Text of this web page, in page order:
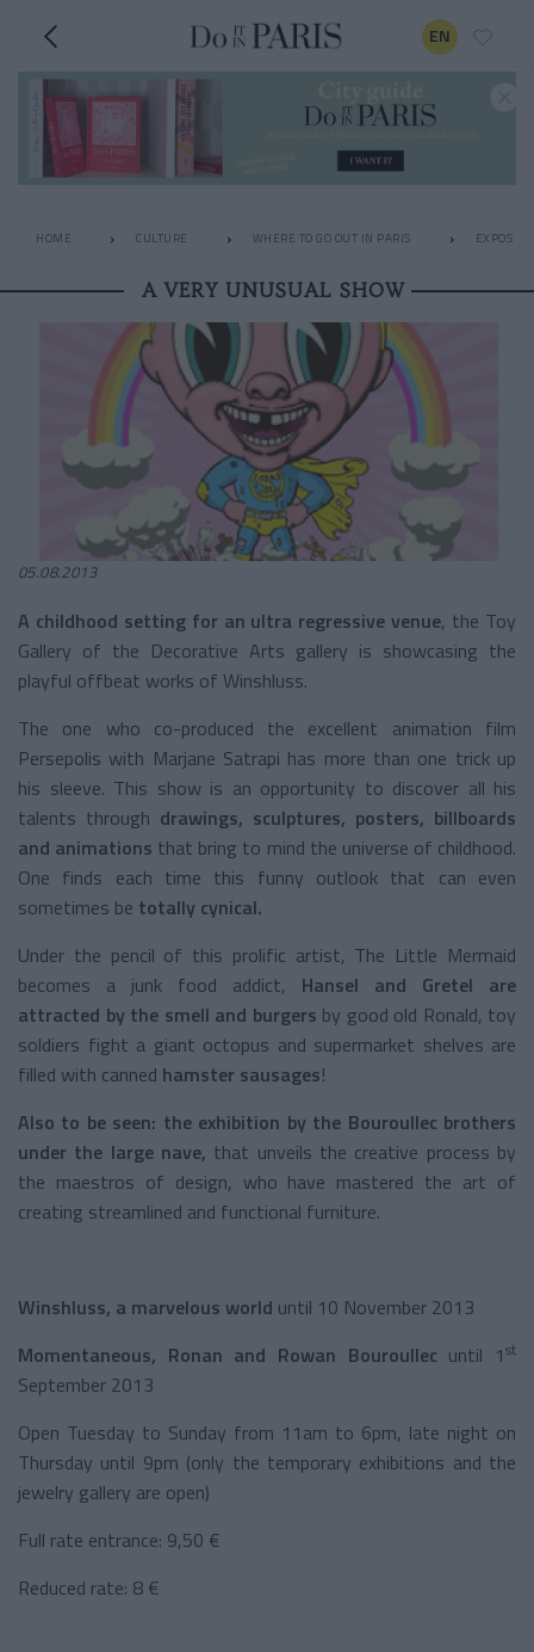
EN
HOME CULTURE WHERE TO GO OUT IN PARIS EXPOS
A VERY UNUSUAL SHOW
05.08.2013
A childhood setting for an ultra regressive venue, the Toy
Gallery of the Decorative Arts gallery is showcasing the
playful offbeat works of Winshluss.
The one who co-produced the excellent animation film
Persepolis with Marjane Satrapi has more than one trick up
his sleeve. This show is an opportunity to discover all his
talents through drawings, sculptures, posters, billboards
and animations that bring to mind the universe of childhood.
One finds each time this funny outlook that can even
sometimes be totally cynical.
Under the pencil of this prolific artist, The Little Mermaid
becomes a junk food addict, Hansel and Gretel are
attracted by the smell and burgers by good old Ronald, toy
soldiers fight a giant octopus and supermarket shelves are
filled with canned hamster sausages!
Also to be seen: the exhibition by the Bouroullec brothers
under the large nave, that unveils the creative process by
the maestros of design, who have mastered the art of
creating streamlined and functional furniture.
Winshluss, a marvelous world until 10 November 2013
Momentaneous, Ronan and Rowan Bouroullec until 1st
September 2013
Open Tuesday to Sunday from 11am to 6pm, late night on
Thursday until 9pm (only the temporary exhibitions and the
jewelry gallery are open)
Full rate entrance: 9,50 €
Reduced rate: 8 €